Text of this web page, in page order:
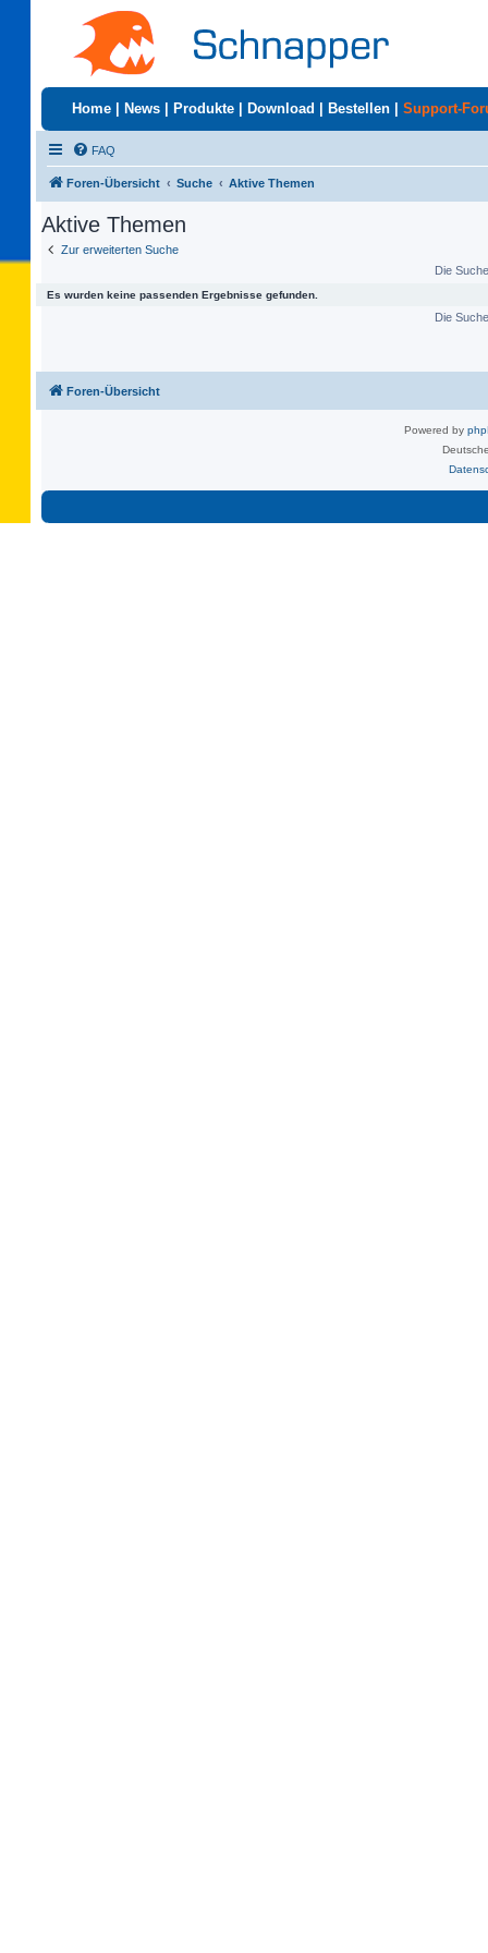
Home News Produkte Download Bestellen Support-
FAQ
Foren-Übersicht Suche Aktive Themen
Aktive Themen
Zur erweiterten Suche
Die
Es wurden keine passenden Ergebnisse gefunden.
Die
Foren-Übersicht
Powered by